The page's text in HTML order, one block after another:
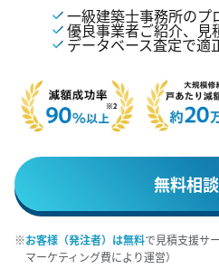
選ばれる理由
お客様の声
0120-14-370424
一級建築士事務所のプ
優良事業者ご紹介、見
データベース査定で適
無料相
お客様（発注者）は無料で見積支援サ
マーケティング費により運営）